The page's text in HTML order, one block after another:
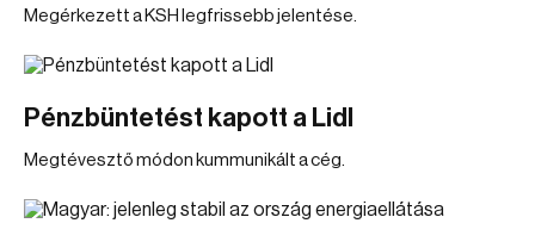
Megérkezett a KSH legfrissebb jelentése.
Pénzbüntetést kapott a Lidl
Megtévesztő módon kummunikált a cég.